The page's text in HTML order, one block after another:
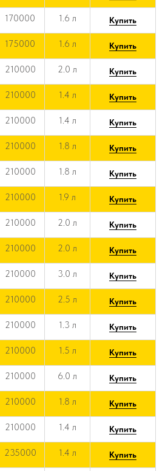
170000 1.6 л Купить
175000 1.6 л Купить
210000 2.0 л Купить
210000 1.4 л Купить
210000 1.4 л Купить
210000 1.8 л Купить
210000 1.8 л Купить
210000 1.9 л Купить
210000 2.0 л Купить
210000 2.0 л Купить
210000 3.0 л Купить
210000 2.5 л Купить
210000 1.3 л Купить
210000 1.5 л Купить
210000 6.0 л Купить
210000 1.8 л Купить
210000 1.4 л Купить
235000 1.4 л Купить